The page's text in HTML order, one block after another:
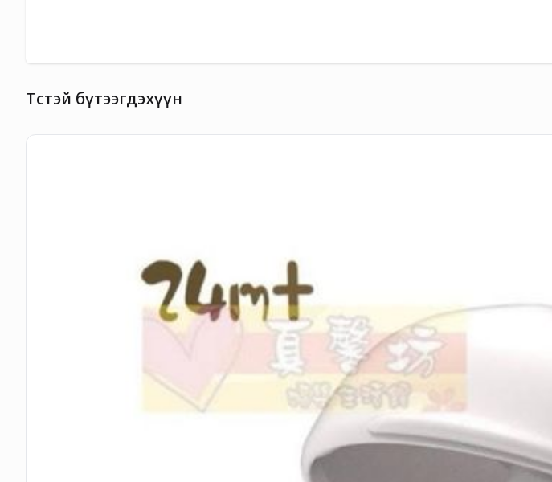
Төстэй бүтээгдэхүүн